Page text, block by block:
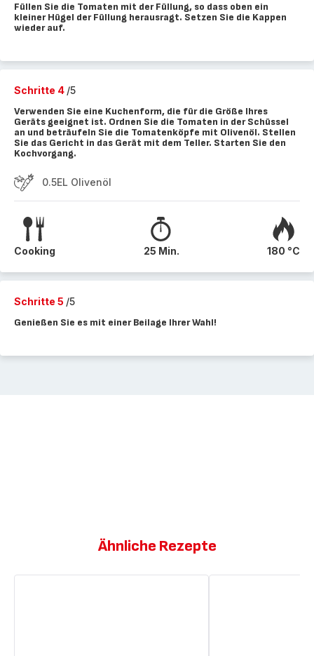
Füllen Sie die Tomaten mit der Füllung, so dass oben ein
kleiner Hügel der Füllung herausragt. Setzen Sie die Kappen
wieder auf.
Schritte 4 /5
Verwenden Sie eine Kuchenform, die für die Größe Ihres
Geräts geeignet ist. Ordnen Sie die Tomaten in der Schüssel
an und beträufeln Sie die Tomatenköpfe mit Olivenöl. Stellen
Sie das Gericht in das Gerät mit dem Teller. Starten Sie den
Kochvorgang.
0.5EL Olivenöl
Cooking 25 Min. 180 °C
Schritte 5 /5
Genießen Sie es mit einer Beilage Ihrer Wahl!
Ähnliche Rezepte